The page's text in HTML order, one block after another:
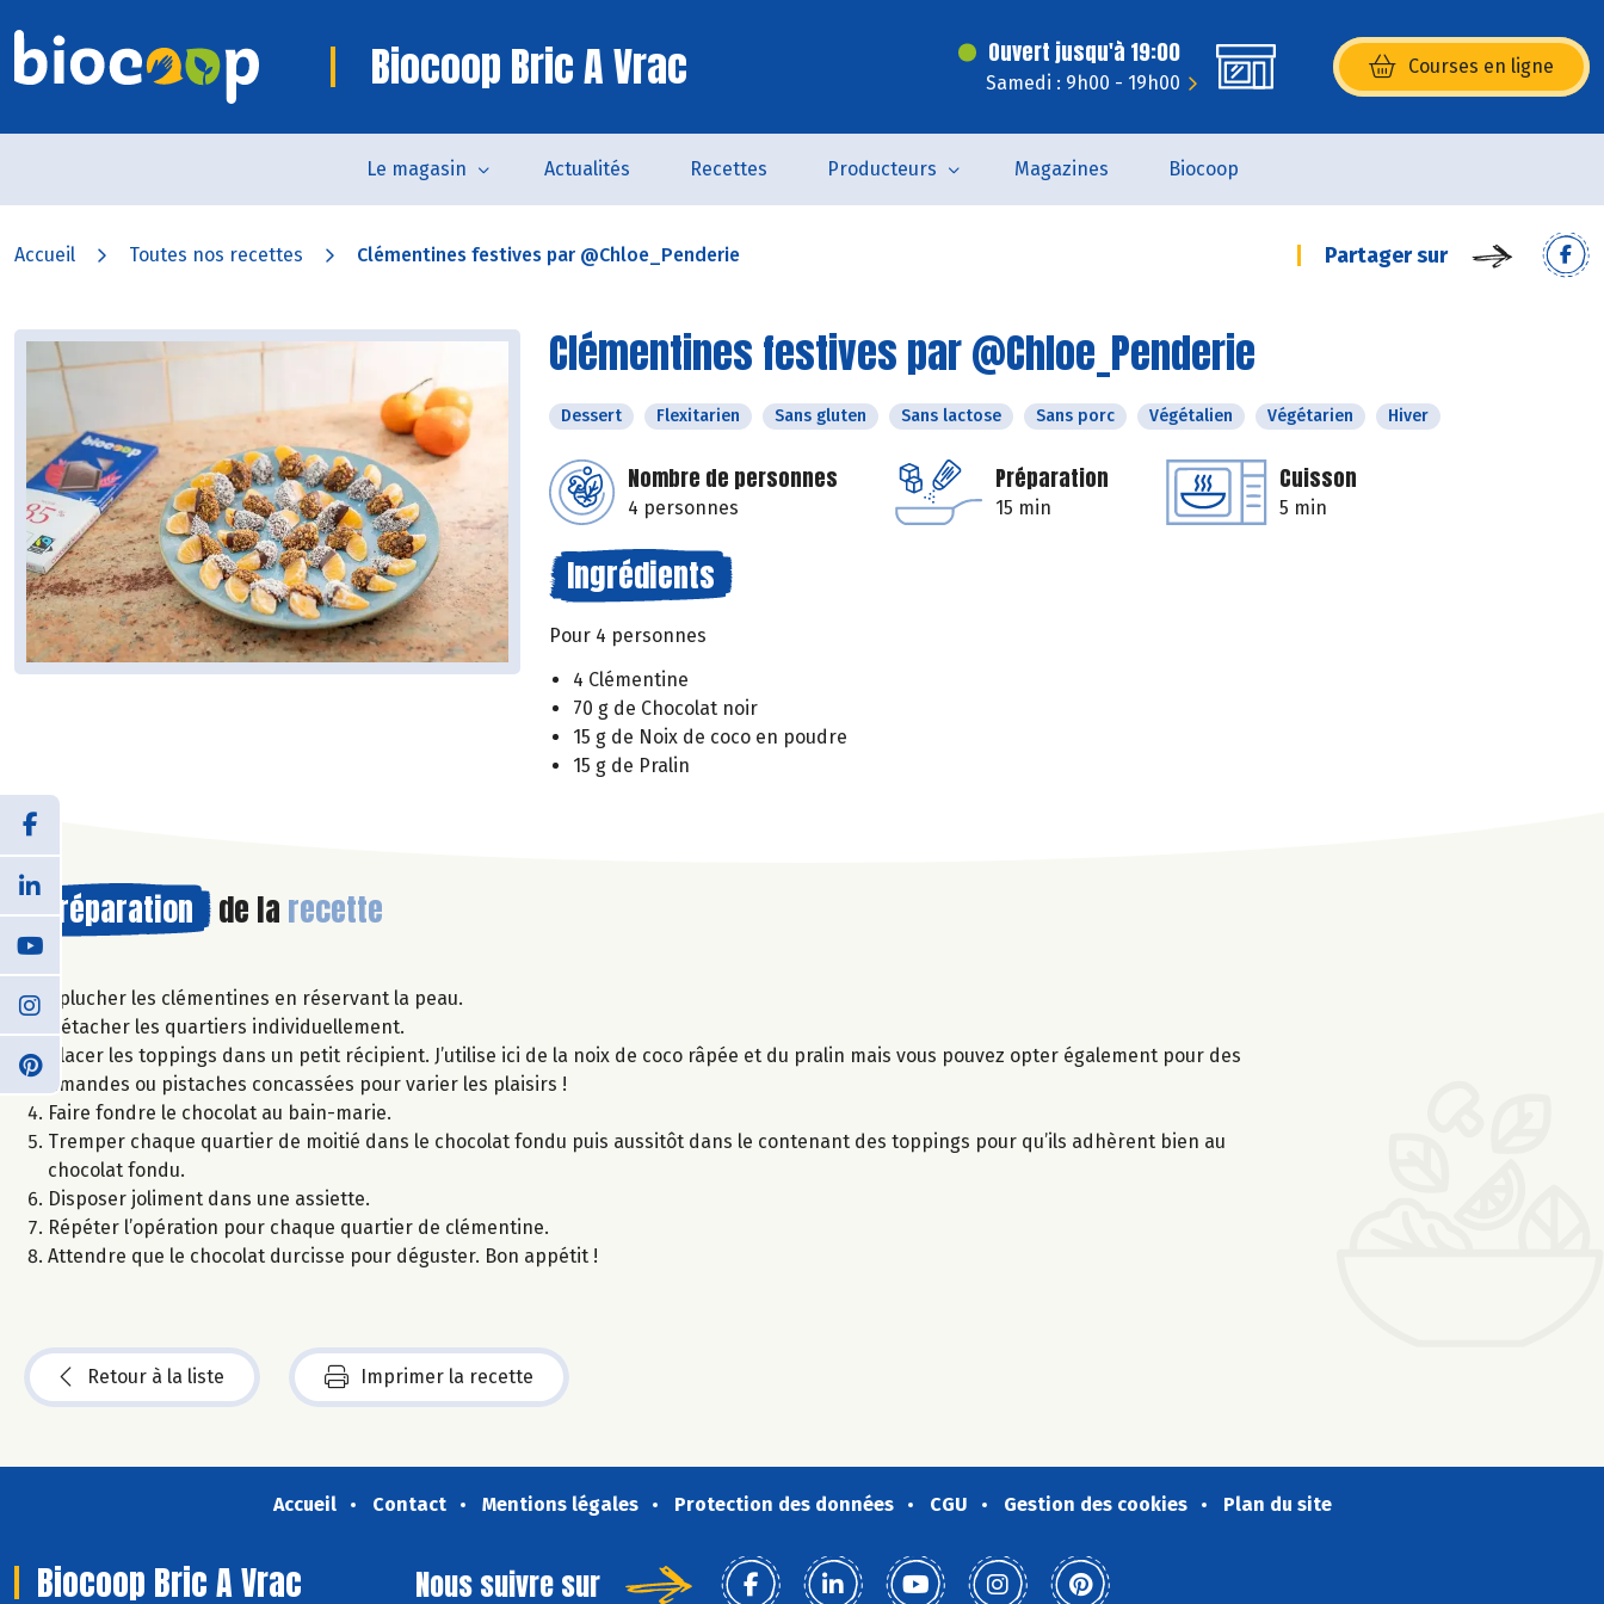
Biocoop Bric A Vrac Ouvert jusqu'à 19:00
Samedi : 9h00 - 19h00
Courses en ligne
(s’ouvre dans une nouvelle
Le magasin Actualités Recettes Producteurs Magazines Biocoop
Accueil Toutes nos recettes Clémentines festives par @Chloe_Penderie Partager sur
Clémentines festives par @Chloe_Penderie
Dessert Flexitarien Sans gluten Sans lactose Sans porc Végétalien Végétarien Hiver
Nombre de personnes
4 personnes
Préparation
15 min
Cuisson
5 min
Ingrédients
Pour 4 personnes
4 Clémentine
70 g de Chocolat noir
15 g de Noix de coco en poudre
15 g de Pralin
Préparation de la recette
Éplucher les clémentines en réservant la peau.
Détacher les quartiers individuellement.
Placer les toppings dans un petit récipient. J’utilise ici de la noix de coco râpée et du pralin mais vous pouvez opter également pour des
amandes ou pistaches concassées pour varier les plaisirs !
Faire fondre le chocolat au bain-marie.
Tremper chaque quartier de moitié dans le chocolat fondu puis aussitôt dans le contenant des toppings pour qu’ils adhèrent bien au
chocolat fondu.
Disposer joliment dans une assiette.
Répéter l’opération pour chaque quartier de clémentine.
Attendre que le chocolat durcisse pour déguster. Bon appétit !
Retour à la liste Imprimer la recette
Accueil Contact Mentions légales Protection des données CGU Gestion des cookies Plan du site
Biocoop Bric A Vrac Nous suivre sur